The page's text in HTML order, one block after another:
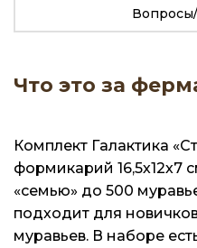
Что это за
Комплект Галактика
формикарий 16,5х12х7
«семью» до 500
подходит для
муравьев. В наборе